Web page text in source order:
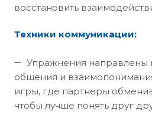
восстановить
Техники коммуникации:
Упражнения направлены
общения и
игры, где партнеры
чтобы лучше понять друг